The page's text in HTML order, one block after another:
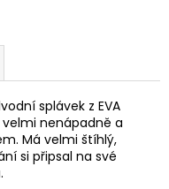
splávek z EVA
nenápadně a
Má velmi štíhlý,
si připsal na své